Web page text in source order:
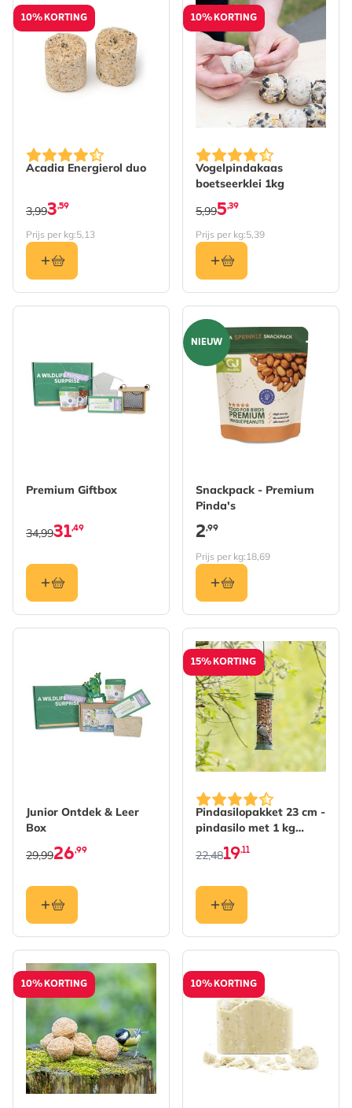
10% KORTING
Acadia Energierol duo
3,59
3,99
Prijs per kg:5,13
10% KORTING
Vogelpindakaas
boetseerklei 1kg
5,39
5,99
Prijs per kg:5,39
Premium Giftbox
31,49
34,99
NIEUW
Snackpack - Premium
Pinda's
2,99
Prijs per kg:18,69
Junior Ontdek & Leer
Box
26,99
29,99
15% KORTING
Pindasilopakket 23 cm -
pindasilo met 1 kg
pinda's
De prijs is afhankelijk van
22,4819,11
10% KORTING 10% KORTING